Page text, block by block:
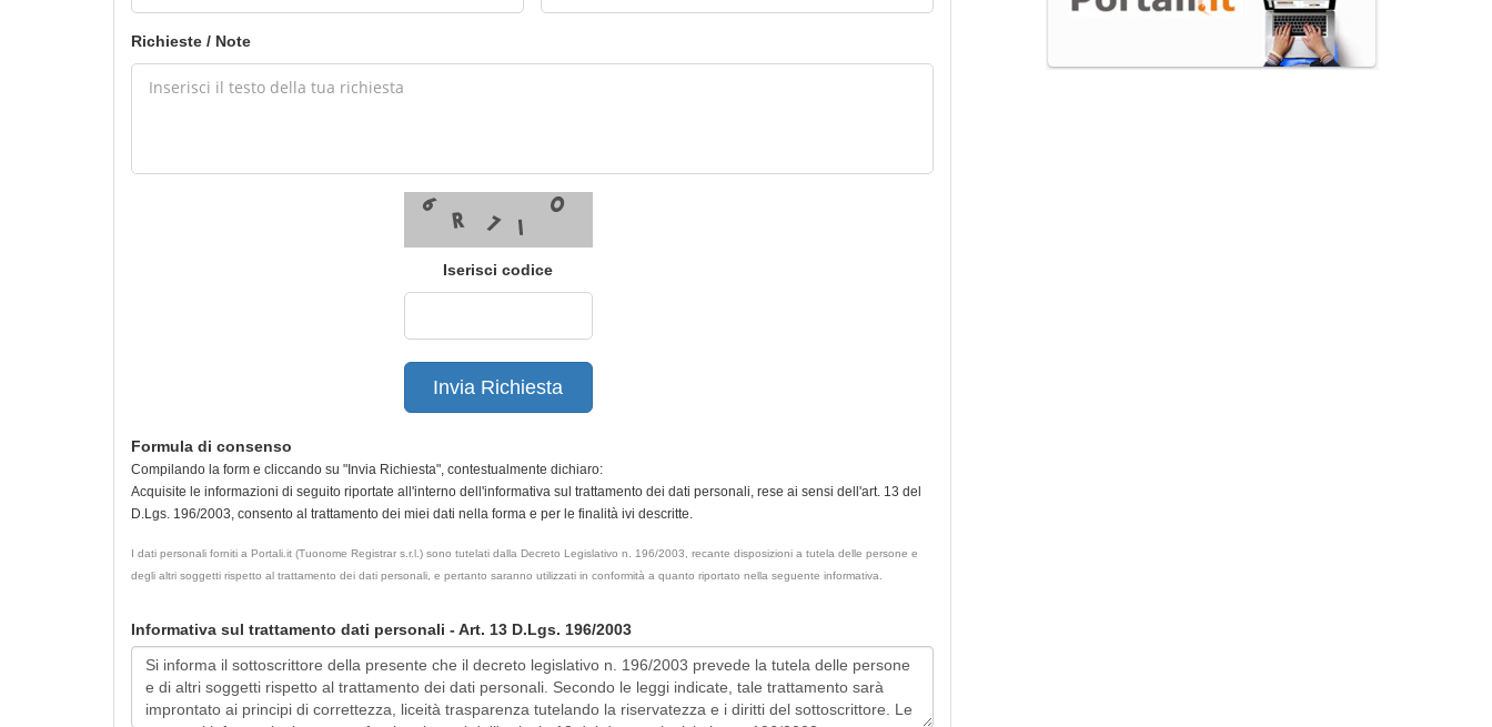
Richieste / Note
Iserisci codice
Invia Richiesta
Formula di consenso
Compilando la form e cliccando su "Invia Richiesta", contestualmente dichiaro:
Acquisite le informazioni di seguito riportate all'interno dell'informativa sul trattamento dei dati personali, rese ai sensi dell'art. 13 del
D.Lgs. 196/2003, consento al trattamento dei miei dati nella forma e per le finalità ivi descritte.
I dati personali forniti a Portali.it (Tuonome Registrar s.r.l.) sono tutelati dalla Decreto Legislativo n. 196/2003, recante disposizioni a tutela delle persone e
degli altri soggetti rispetto al trattamento dei dati personali, e pertanto saranno utilizzati in conformità a quanto riportato nella seguente informativa.
Informativa sul trattamento dati personali - Art. 13 D.Lgs. 196/2003